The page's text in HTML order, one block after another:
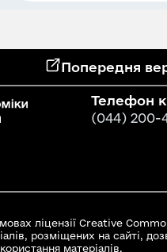
Попередня
Телефон
(044) 200-
ліцензії Creative
розміщених на сайті,
матеріалів.